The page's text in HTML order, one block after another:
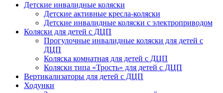
Детские инвалидные коляски
Детские активные кресла-коляски
Детские инвалидные коляски с электроприводом
Коляски для детей с ДЦП
Прогулочные инвалидные коляски для детей с
ДЦП
Коляска комнатная для детей с ДЦП
Коляски типа «Трость» для детей с ДЦП
Вертикализаторы для детей с ДЦП
Ходунки